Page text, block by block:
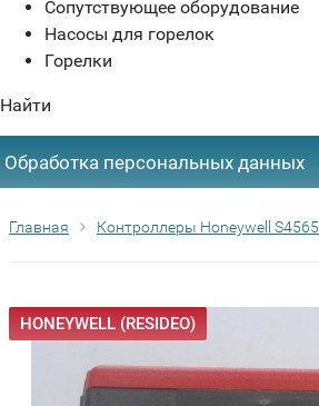
Сопутствующее оборудование
Насосы для горелок
Горелки
Найти
Обработка персональных данных
Главная Контроллеры Honeywell S4565
HONEYWELL (RESIDEO)